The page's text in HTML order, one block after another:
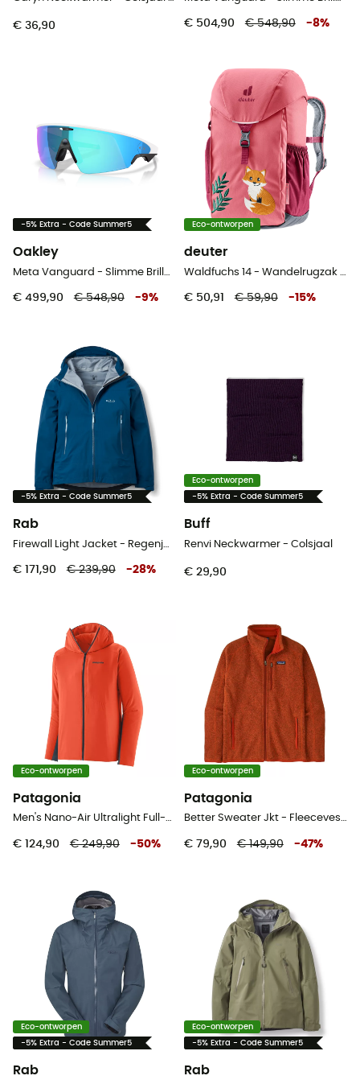
€ 36,90 € 504,90 € 548,90 -8%
-5% Extra - Code Summer5
Oakley
€ 499,90 € 548,90 -9%
Eco-ontworpen
deuter
€ 50,91 € 59,90 -15%
-5% Extra - Code Summer5
Rab
€ 171,90 € 239,90 -28%
Eco-ontworpen
-5% Extra - Code Summer5
Buff
Renvi Neckwarmer - Colsjaal
€ 29,90
Eco-ontworpen
Patagonia
Men's Nano-Air Ultralight Full-Zip Hoody - Softshelljack - Heren
€ 124,90 € 249,90 -50%
Eco-ontworpen
Patagonia
Better Sweater Jkt - Fleecevest - Heren
€ 79,90 € 149,90 -47%
Eco-ontworpen
-5% Extra - Code Summer5
Rab
Eco-ontworpen
-5% Extra - Code Summer5
Rab